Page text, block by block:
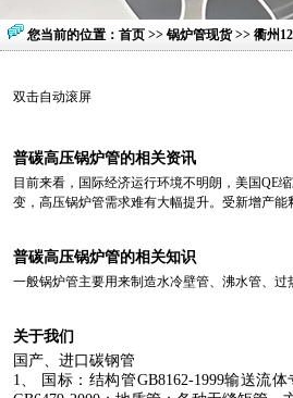
您当前的位置： 首页 >> 锅炉管现货>> 衢州
双击自动滚屏
普碳高压锅炉管的相关资讯
目前来看，国际经济运行环境不明朗，美国QE
变，高压锅炉管需求难有大幅提升。受新增产
普碳高压锅炉管的相关知识
一般锅炉管主要用来制造水冷壁管、沸水管、
关于我们
国产、进口碳钢管
1、 国标：结构管GB8162-1999输送流体